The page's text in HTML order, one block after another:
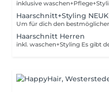
Haarschnitt+Styling
Haarschnitt Herren